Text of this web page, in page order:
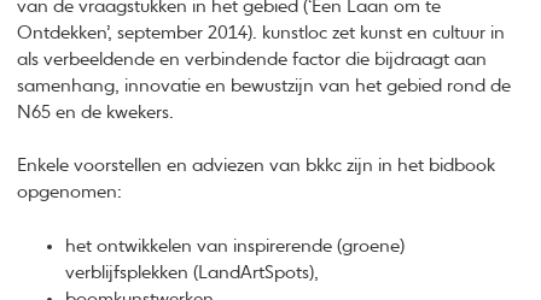
van de vraagstukken in het gebied (‘Een Laan om te
Ontdekken’, september 2014). kunstloc zet kunst en cultuur in
als verbeeldende en verbindende factor die bijdraagt aan
samenhang, innovatie en bewustzijn van het gebied rond de
N65 en de kwekers.
Enkele voorstellen en adviezen van bkkc zijn in het bidbook
opgenomen:
het ontwikkelen van inspirerende (groene)
verblijfsplekken (LandArtSpots),